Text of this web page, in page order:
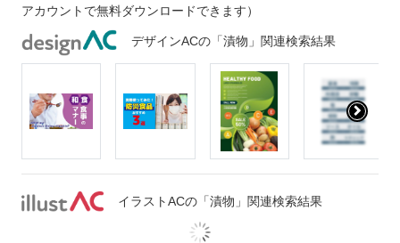
アカウントで無料ダウンロードできます）
デザインACの「漬物」関連検索結果
イラストACの「漬物」関連検索結果